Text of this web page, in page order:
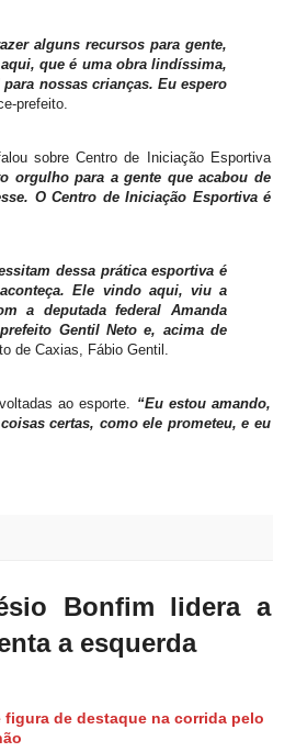
alguns recursos para gente,
que é uma obra lindíssima,
nossas crianças. Eu espero
prefeito.
sobre Centro de Iniciação Esportiva
orgulho para a gente que acabou de
O Centro de Iniciação Esportiva é
dessa prática esportiva é
Ele vindo aqui, viu a
a deputada federal Amanda
Gentil Neto e, acima de
de Caxias, Fábio Gentil.
ao esporte. “Eu estou amando,
certas, como ele prometeu, e eu
Bonfim lidera a
a esquerda
de destaque na corrida pelo